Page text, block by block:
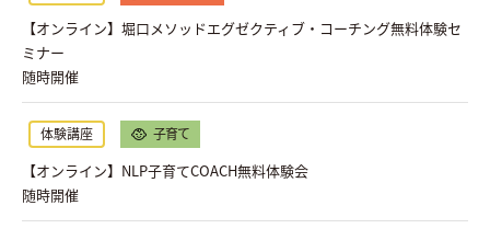
【オンライン】堀口メソッドエグゼクティブ・コーチング無料体験セ
ミナー
随時開催
体験講座 子育て
【オンライン】NLP子育てCOACH無料体験会
随時開催